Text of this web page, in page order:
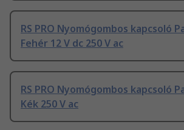
RS PRO Nyomógombos kapcsoló
Fehér 12 V dc 250 V ac
RS PRO Nyomógombos kapcsoló
Kék 250 V ac